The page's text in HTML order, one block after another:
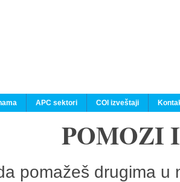
APC sektori COI izveštaji
POMOZI
pomažeš drugima